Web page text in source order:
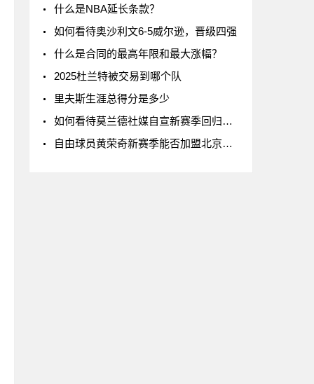
什么是NBA延长条款？
如何看待奥沙利文6-5威尔逊，晋级四强
什么是合同的最高年限和最大涨幅？
2025杜兰特被交易到哪个队
里夫斯生涯总得分是多少
如何看待莫兰德社媒自宣新赛季回归辽宁男篮
自由球员黄荣奇新赛季能否加盟北京男篮?